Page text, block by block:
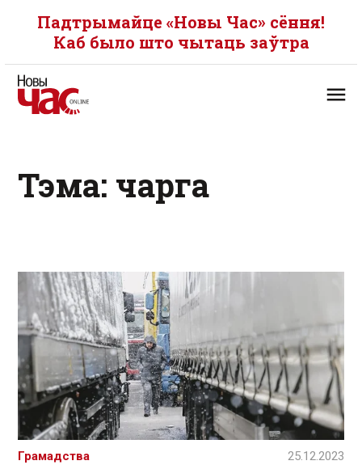
Падтрымайце «Новы Час» сёння!
Каб было што чытаць заўтра
Тэма: чарга
Грамадства 25.12.2023